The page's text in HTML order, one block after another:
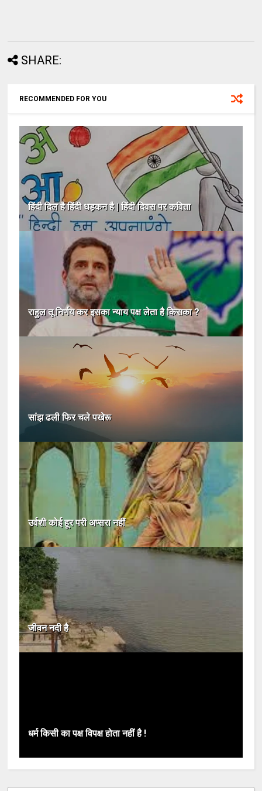
SHARE:
RECOMMENDED FOR YOU
हिंदी दिल है हिंदी धड़कन है | हिंदी दिवस पर कविता
राहुल तू निर्णय कर इसका न्याय पक्ष लेता है किसका ?
सांझ ढली फिर चले पखेरू
उर्वशी कोई हूर परी अप्सरा नहीं
जीवन नदी है
धर्म किसी का पक्ष विपक्ष होता नहीं है !